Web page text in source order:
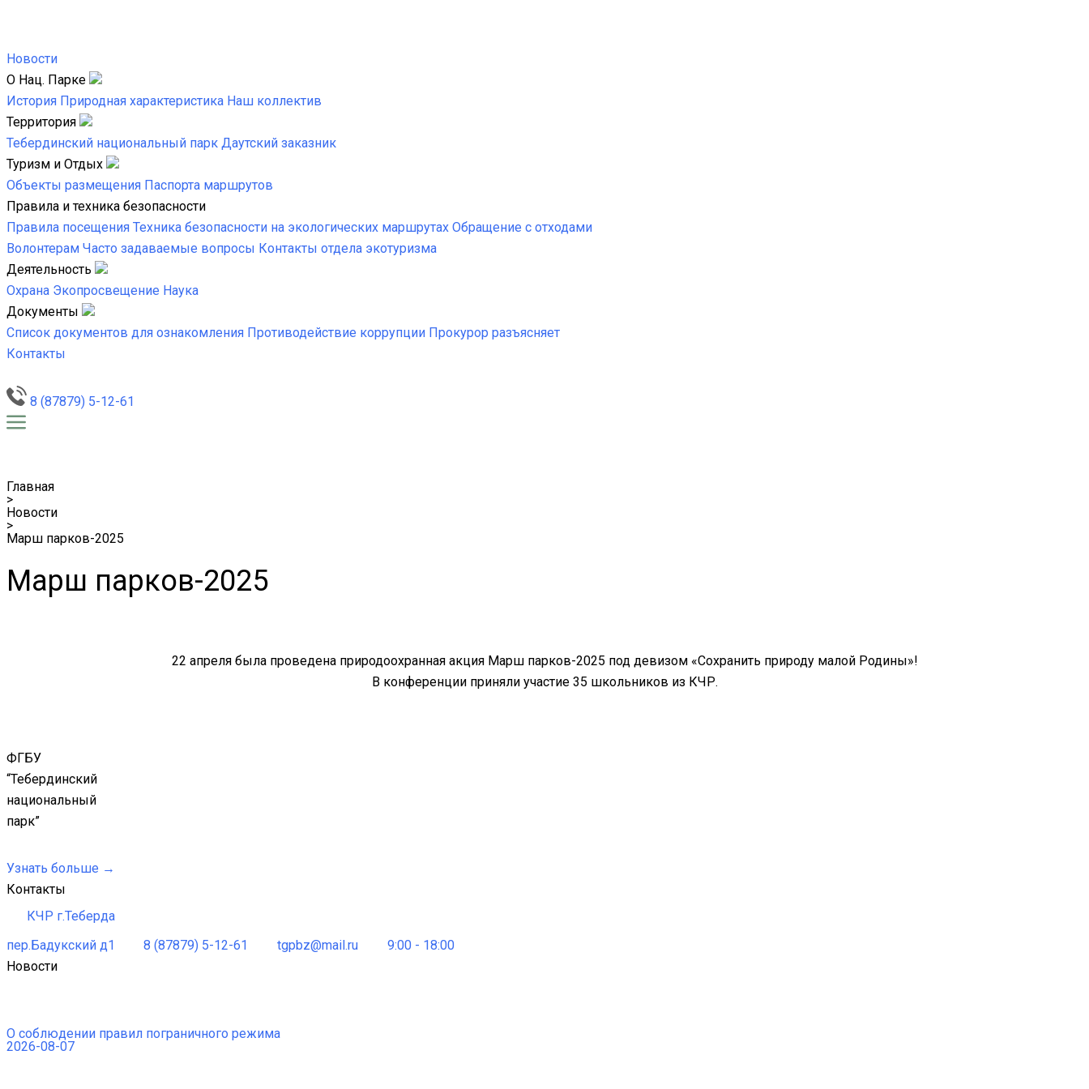
Новости
О Нац. Парке
История Природная характеристика Наш коллектив
Территория
Тебердинский национальный парк Даутский заказник
Туризм и Отдых
Объекты размещения Паспорта маршрутов
Правила и техника безопасности
Правила посещения Техника безопасности на экологических маршрутах Обращение с отходами
Волонтерам Часто задаваемые вопросы Контакты отдела экотуризма
Деятельность
Охрана Экопросвещение Наука
Документы
Список документов для ознакомления Противодействие коррупции Прокурор разъясняет
Контакты
8 (87879) 5-12-61
Главная
>
Новости
>
Марш парков-2025
Марш парков-2025
22 апреля была проведена природоохранная акция Марш парков-2025 под девизом «Сохранить природу малой Родины»!
В конференции приняли участие 35 школьников из КЧР.
ФГБУ
“Тебердинский
национальный
парк”
Узнать больше →
Контакты
КЧР г.Теберда
пер.Бадукский д1
8 (87879) 5-12-61 tgpbz@mail.ru
9:00 - 18:00
Новости
О соблюдении правил пограничного режима
2026-08-07